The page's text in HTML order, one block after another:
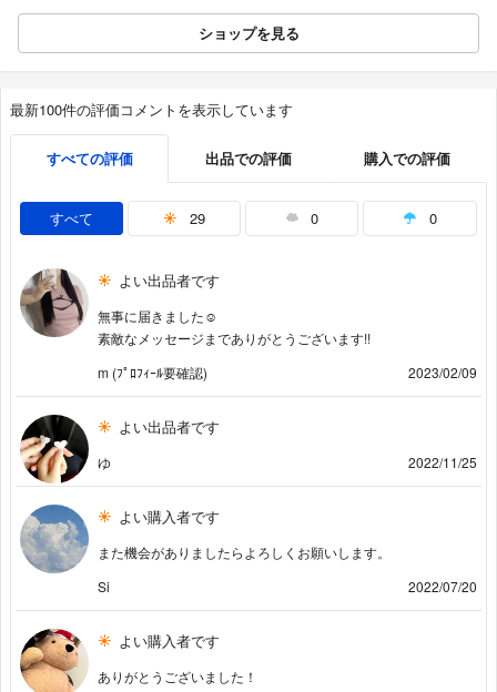
ショップを見る
最新100件の評価コメントを表示しています
すべての評価 出品での評価 購入での評価
すべて 29 0 0
よい出品者です
無事に届きました☺️
素敵なメッセージまでありがとうございます!!
m (ﾌﾟﾛﾌｨｰﾙ要確認)
2023/02/09
よい出品者です
ゆ 2022/11/25
よい購入者です
また機会がありましたらよろしくお願いします。
Si
2022/07/20
よい購入者です
ありがとうございました！